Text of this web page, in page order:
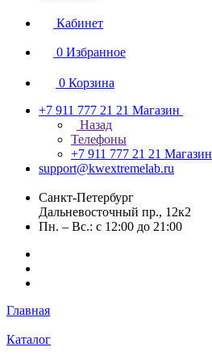
Кабинет
0 Избранное
0 Корзина
+7 911 777 21 21 Магазин
Назад
Телефоны
+7 911 777 21 21 Магазин
support@kwextremelab.ru
Санкт-Петербург
Дальневосточный пр., 12к2
Пн. – Вс.: с 12:00 до 21:00
Главная
Каталог